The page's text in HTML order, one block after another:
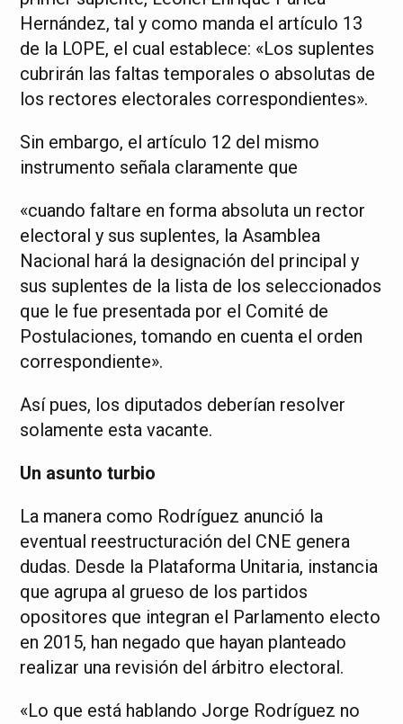
Hernández, tal y como manda el artículo 13
de la LOPE, el cual establece: «Los suplentes
cubrirán las faltas temporales o absolutas de
los rectores electorales correspondientes».
Sin embargo, el artículo 12 del mismo
instrumento señala claramente que
«cuando faltare en forma absoluta un rector
electoral y sus suplentes, la Asamblea
Nacional hará la designación del principal y
sus suplentes de la lista de los seleccionados
que le fue presentada por el Comité de
Postulaciones, tomando en cuenta el orden
correspondiente».
Así pues, los diputados deberían resolver
solamente esta vacante.
Un asunto turbio
La manera como Rodríguez anunció la
eventual reestructuración del CNE genera
dudas. Desde la Plataforma Unitaria, instancia
que agrupa al grueso de los partidos
opositores que integran el Parlamento electo
en 2015, han negado que hayan planteado
realizar una revisión del árbitro electoral.
«Lo que está hablando Jorge Rodríguez no